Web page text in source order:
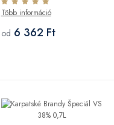
Több információ
od 6 362 Ft